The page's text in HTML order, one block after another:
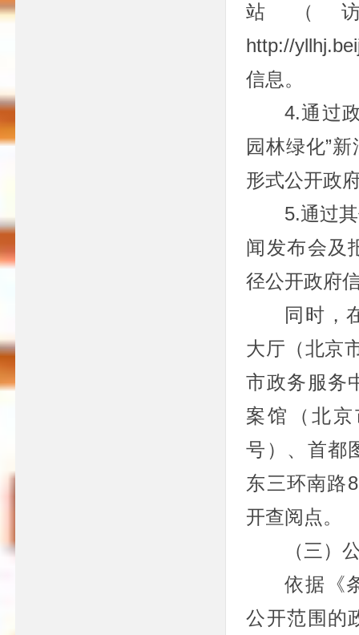
站（
http://
信息。
4.通过
园林绿化”
形式公开政
5.通过
闻发布会及
径公开政府
同时，
大厅（北京
市政务服务
案馆（北
号）、首都
东三环南路
开查阅点。
（三）
依据《
公开范围的